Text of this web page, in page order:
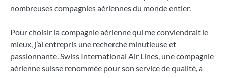
nombreuses compagnies aériennes du monde entier.
Pour choisir la compagnie aérienne qui me conviendrait le
mieux, j’ai entrepris une recherche minutieuse et
passionnante. Swiss International Air Lines, une compagnie
aérienne suisse renommée pour son service de qualité, a